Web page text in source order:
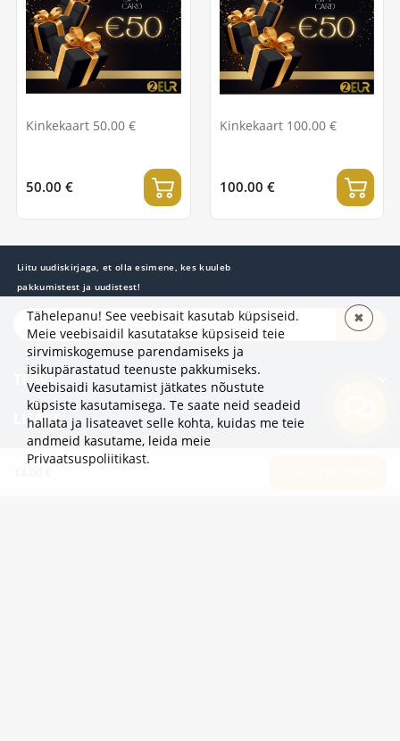
Kinkekaart 50.00 €
50.00 €
Kinkekaart 100.00 €
100.00 €
Liitu uudiskirjaga, et olla esimene, kes kuuleb
pakkumistest ja uudistest!
TELLI
TEAVE
LISAKS
KATEGOORIAD
Tähelepanu! See veebisait kasutab küpsiseid.
Meie veebisaidil kasutatakse küpsiseid teie
sirvimiskogemuse parendamiseks ja
isikupärastatud teenuste pakkumiseks.
Veebisaidi kasutamist jätkates nõustute
küpsiste kasutamisega. Te saate neid seadeid
hallata ja lisateavet selle kohta, kuidas me teie
andmeid kasutame, leida meie
Privaatsuspoliitikast.
✖